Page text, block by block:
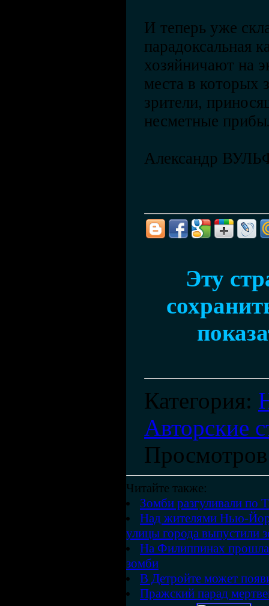
И теперь уже
парадоксальная
хозяйничают на
места в которых
зрители,
несметные
Александр
Эту
Категория:
Авторские
Просмотров
Читайте также:
Зомби разгуливали по
Над жителями Нью-
улицы города выпустили
На Филиппинах прошла
зомби
В Детройте может
Пражский парад